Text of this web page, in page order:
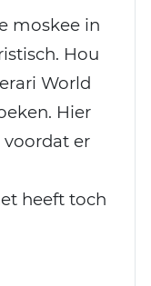
moskee in
Hou
World
Hier
voordat er
heeft toch